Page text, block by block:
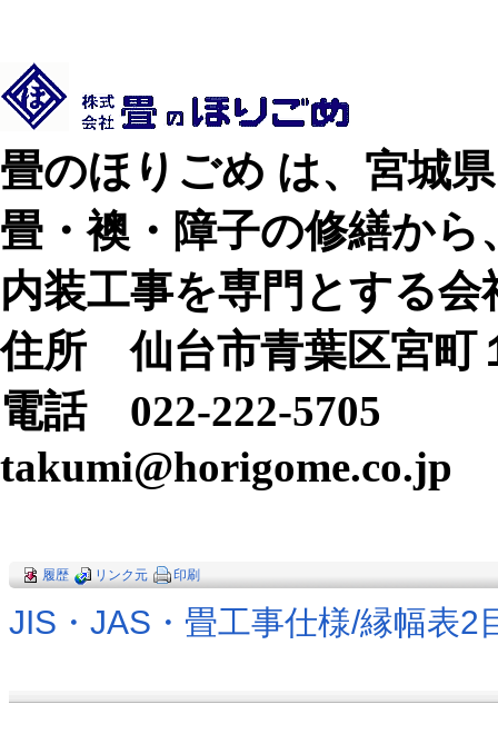
畳のほりごめ は、宮城
畳・襖・障子の修繕か
内装工事を専門とする会
住所 仙台市青葉区宮町
電話 022-222-5705
takumi@horigome.co.jp
履歴 リンク元 印刷
JIS・JAS・畳工事仕様​/縁幅表2